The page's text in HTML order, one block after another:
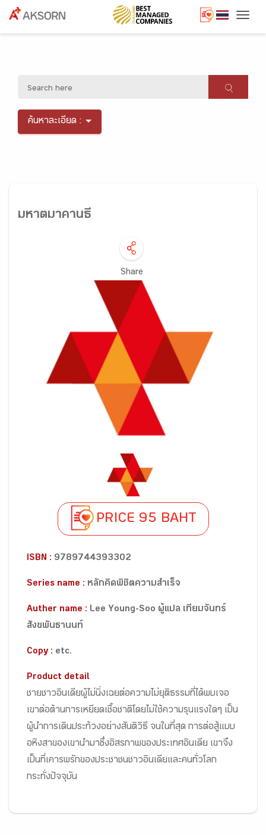
ค้นหาละเอียด :
มหาตมาคานธี
Share
PRICE 95 BAHT
ISBN : 9789744393302
Series name : หลักคิดพิชิตความสำเร็จ
Auther name :
สังขพันธานนท์
Copy : etc.
Product detail
ชายชาวอินเดียผู้ไม่นิ่งเฉยต่อความไม่ยุติธรรมที่ได้พบเจอ
เขาต่อต้านการเหยียดเชื้อชาติโดยไม่ใช้ความรุนแรงใดๆ เป็น
ผู้นำการเดินประท้วงอย่างสันติวิธี จนในที่สุด การต่อสู้แบบ
อหิงสาของเขานำมาซึ่งอิสรภาพของประเทศอินเดีย เขาจึง
เป็นที่เคารพรักของประชาชนชาวอินเดียและคนทั่วโลก
กระทั่งปัจจุบัน